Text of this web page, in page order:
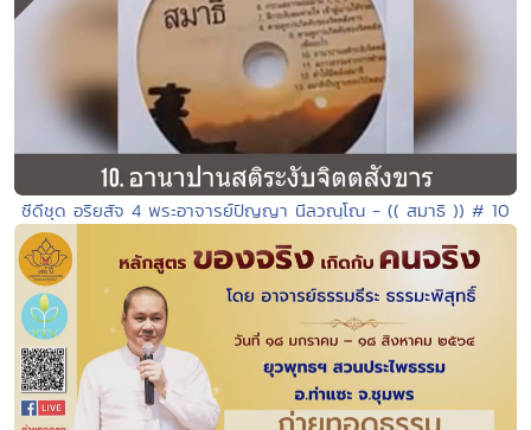
ซีดีชุด อริยสัจ 4 พระอาจารย์ปัญญา นีลวณฺโณ - (( สมาธิ )) # 10